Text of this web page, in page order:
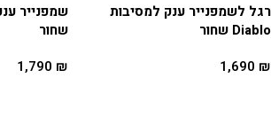
רגל לשמפנייר ענק למסיבות
Diablo שחור
1,690 ₪
שחור
1,790 ₪